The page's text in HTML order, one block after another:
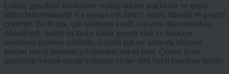
Çekler, genellikle bankaların verdiği ödeme araçlarıdır ve çeşitli
türleri bulunmaktadır. En yaygın çek türleri; yazılı, düzenli ve geçerli
çeklerdir. Yazılı çek, çek sahibinin kendi yazısıyla düzenlenirken;
düzenli çek, belirli bir tarihe kadar geçerli olan ve bankaya
sunulması gereken çeklerdir. Geçerli çek ise bankada bulunan
fondan yeterli miktarın çekilmesine imkan tanır. Çekler, ticari
işlemlerde yaygın olarak kullanılır ve her türü farklı koşullara tabidir.